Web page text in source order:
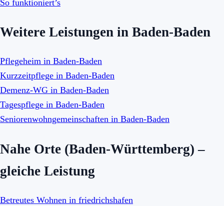
So funktioniert’s
Weitere Leistungen in Baden-Baden
Pflegeheim in Baden-Baden
Kurzzeitpflege in Baden-Baden
Demenz-WG in Baden-Baden
Tagespflege in Baden-Baden
Seniorenwohngemeinschaften in Baden-Baden
Nahe Orte (Baden-Württemberg) –
gleiche Leistung
Betreutes Wohnen in friedrichshafen